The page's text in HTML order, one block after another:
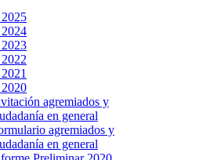
agremiados y
en general
agremiados y
en general